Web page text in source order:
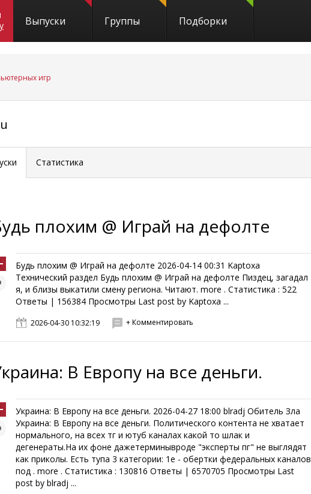
Выпуски Группы Подборки
игр
Статистика
плохим @ Играй на дефолте
Будь плохим @ Играй на дефолте 2026-04-14 00:31 Kaptoxa
Технический раздел Будь плохим @ Играй на дефолте Пиздец, загадал
я, и близы выкатили смену региона. Читают. more . Статистика : 522
Ответы | 156384 Просмотры Last post by Kaptoxa ...
2026-04-30 10:32:19 + Комментировать
В Европу на все деньги.
Украина: В Европу на все деньги. 2026-04-27 18:00 blradj Обитель Зла
Украина: В Европу на все деньги. Политического контента не хватает
нормального, на всех тг и ютуб каналах какой то шлак и
дегенераты.На их фоне дажетерминывроде "эксперты пг" не выглядят
как приколы. Есть тупа 3 категории: 1е - обертки федеральных каналов
под . more . Статистика : 130816 Ответы | 6570705 Просмотры Last
post by blradj ...